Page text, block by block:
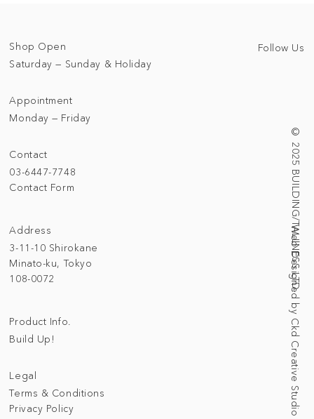
Address
3-11-10 Shirokane
Minato-ku, Tokyo
108-0072
© 2025 BUILDING/TALLNESS LTD.
Web Designed by Ckd Creative Studio
Contact
03-6447-7748
Contact Form
Shop Open
Saturday — Sunday & Holiday
Appointment
Monday — Friday
Legal
Terms & Conditions
Privacy Policy
Product Info.
Build Up!
Follow Us